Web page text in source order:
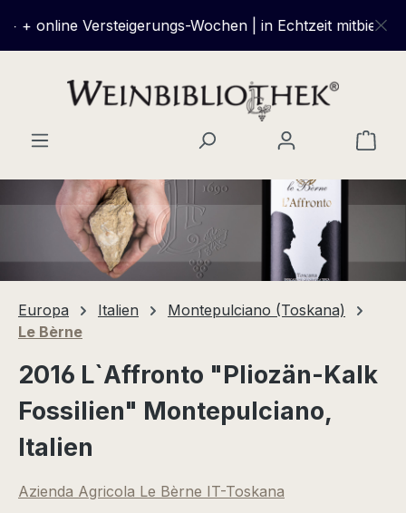
Zum Hauptinhalt springen
+ online Versteigerungs-Wochen | in Echtzeit mitbieten
Europa Italien
Montepulciano (Toskana)
Le Bèrne
2016 L`Affronto "Pliozän-Kalk
Fossilien" Montepulciano,
Italien
Azienda Agricola Le Bèrne IT-Toskana